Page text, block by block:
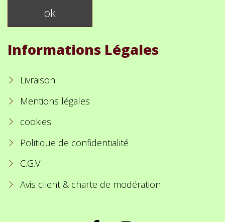
Informations Légales
Livraison
Mentions légales
cookies
Politique de confidentialité
C.G.V
Avis client & charte de modération